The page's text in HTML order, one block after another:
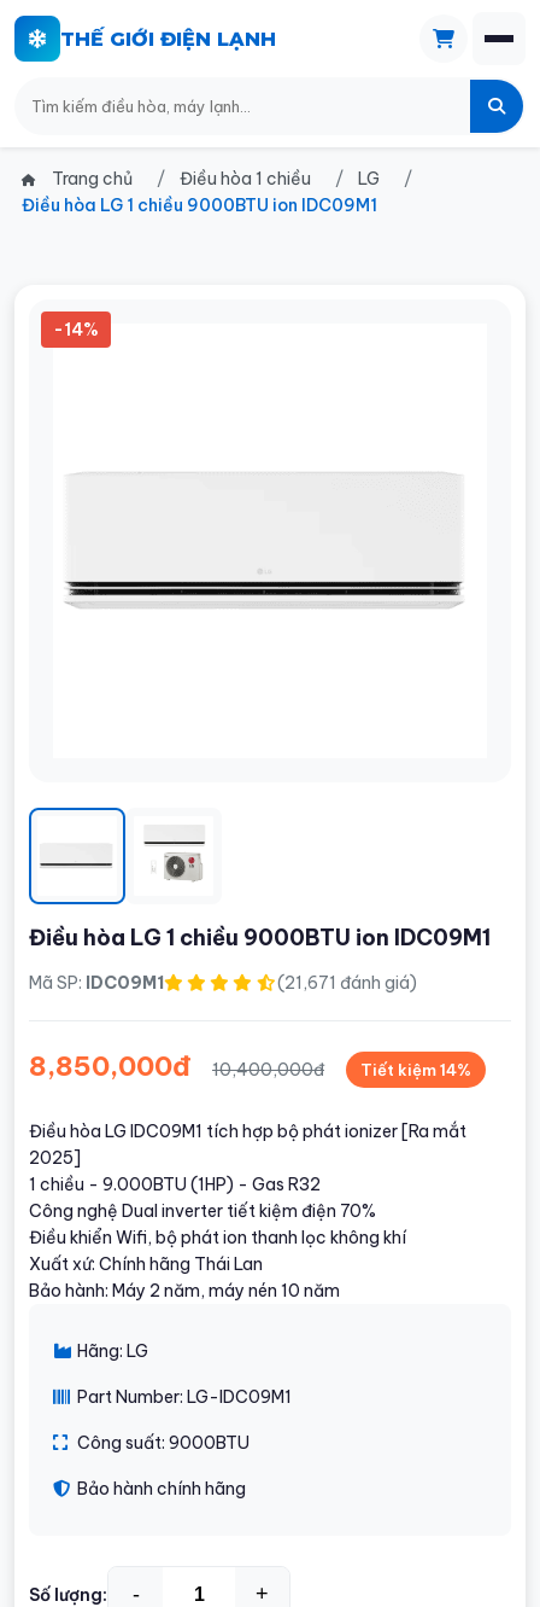
THẾ GIỚI ĐIỆN LẠNH
Trang chủ Điều hòa 1 chiều
LG
Điều hòa LG 1 chiều 9000BTU ion IDC09M1
-14%
Điều hòa LG 1 chiều 9000BTU ion IDC09M1
Mã SP: IDC09M1 (21,671 đánh giá)
8,850,000đ 10,400,000đ Tiết kiệm 14%
Điều hòa LG IDC09M1 tích hợp bộ phát ionizer [Ra mắt
2025]
1 chiều - 9.000BTU (1HP) - Gas R32
Công nghệ Dual inverter tiết kiệm điện 70%
Điều khiển Wifi, bộ phát ion thanh lọc không khí
Xuất xứ: Chính hãng Thái Lan
Bảo hành: Máy 2 năm, máy nén 10 năm
Hãng: LG
Part Number: LG-IDC09M1
Công suất: 9000BTU
Bảo hành chính hãng
Số lượng: - +